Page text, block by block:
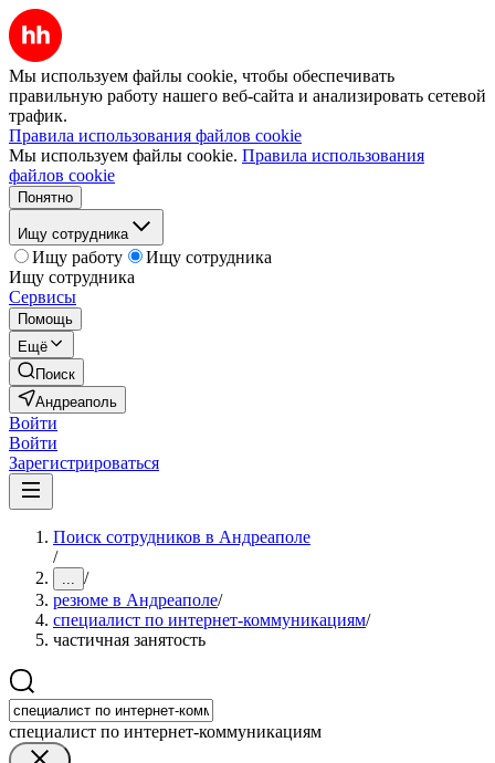
Мы используем файлы cookie, чтобы обеспечивать
правильную работу нашего веб-сайта и анализировать сетевой
трафик.
Правила использования файлов cookie
Мы используем файлы cookie. Правила использования
файлов cookie
Понятно
Ищу сотрудника
Ищу работу
Ищу сотрудника
Ищу сотрудника
Сервисы
Помощь
Ещё
Поиск
Андреаполь
Войти
Войти
Зарегистрироваться
Поиск сотрудников в Андреаполе
/
... /
резюме в Андреаполе/
специалист по интернет-коммуникациям/
частичная занятость
специалист по интернет-коммуникациям